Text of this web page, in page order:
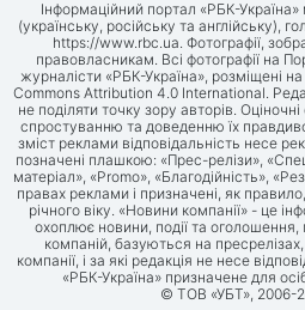
Інформаційний портал «РБК-
(українську, російську та англійську),
https://www.rbc.ua . Фотографії,
правовласникам. Всі фотографії на
журналісти «РБК-Україна», розміщені
Commons Attribution 4.0 International.
не поділяти точку зору авторів.
спростуванню та доведенню їх
зміст реклами відповідальність несе
позначені плашкою: «Прес-релізи»,
матеріал», «Promo», «Благодійність»,
правах реклами і призначені, як
річного віку. «Новини компанії» - це
охоплює новини, події та оголошення,
компаній, базуються на
компанії, і за які редакція не несе
«РБК-Україна» призначене для
© ТОВ «УБТ», 2006-